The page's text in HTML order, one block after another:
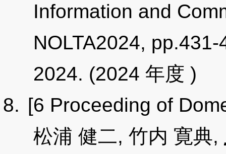
Information and
NOLTA2024,
2024. (2024 年度 )
[6 Proceeding of
松浦 健二, 竹内 寛典,